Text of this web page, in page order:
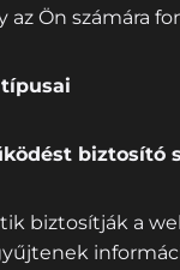
az Ön számára
biztosító
biztosítják a